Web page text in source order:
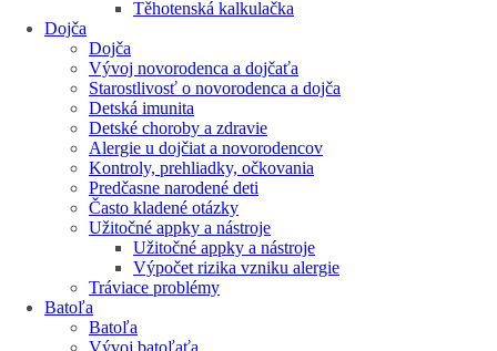
Těhotenská kalkulačka
Dojča
Dojča
Vývoj novorodenca a dojčaťa
Starostlivosť o novorodenca a dojča
Detská imunita
Detské choroby a zdravie
Alergie u dojčiat a novorodencov
Kontroly, prehliadky, očkovania
Predčasne narodené deti
Často kladené otázky
Užitočné appky a nástroje
Užitočné appky a nástroje
Výpočet rizika vzniku alergie
Tráviace problémy
Batoľa
Batoľa
Vývoj batoľaťa